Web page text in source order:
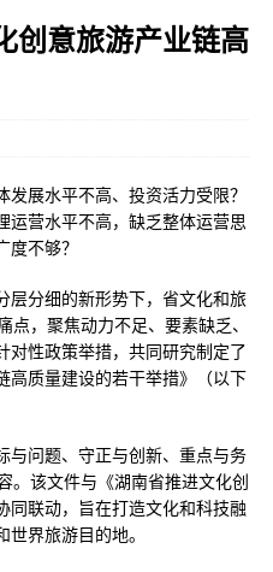
创意旅游产业链高
展水平不高、投资活力受限？
运营水平不高，缺乏整体运营思
不够？
层分细的新形势下，省文化和旅
，聚焦动力不足、要素缺乏、
对性政策举措，共同研究制定了
高质量建设的若干举措》（以下
与问题、守正与创新、重点与务
。该文件与《湖南省推进文化创
同联动，旨在打造文化和科技融
界旅游目的地。